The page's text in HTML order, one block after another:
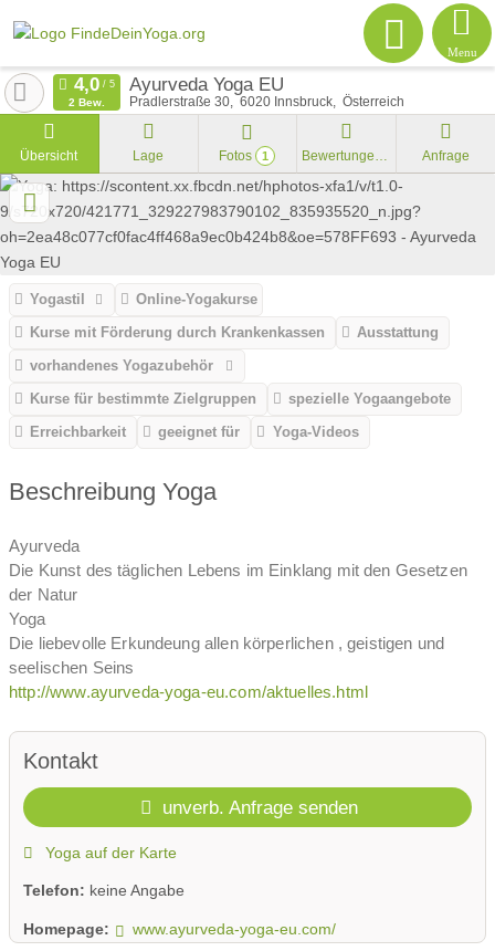
Menu
Ayurveda Yoga EU
Pradlerstraße 30 6020 Innsbruck Österreich
2 Bew.
Übersicht Lage Fotos 1 Bewertungen Anfrage
Yogastil
Online-Yogakurse
Kurse mit Förderung durch Krankenkassen
Ausstattung
vorhandenes Yogazubehör
Kurse für bestimmte Zielgruppen
spezielle Yogaangebote
Erreichbarkeit
geeignet für Yoga-Videos
Beschreibung Yoga
Ayurveda
Die Kunst des täglichen Lebens im Einklang mit den Gesetzen
der Natur
Yoga
Die liebevolle Erkundeung allen körperlichen , geistigen und
seelischen Seins
http://www.ayurveda-yoga-eu.com/aktuelles.html
Kontakt
unverb. Anfrage senden
Yoga auf der Karte
Telefon: keine Angabe
Homepage: www.ayurveda-yoga-eu.com/